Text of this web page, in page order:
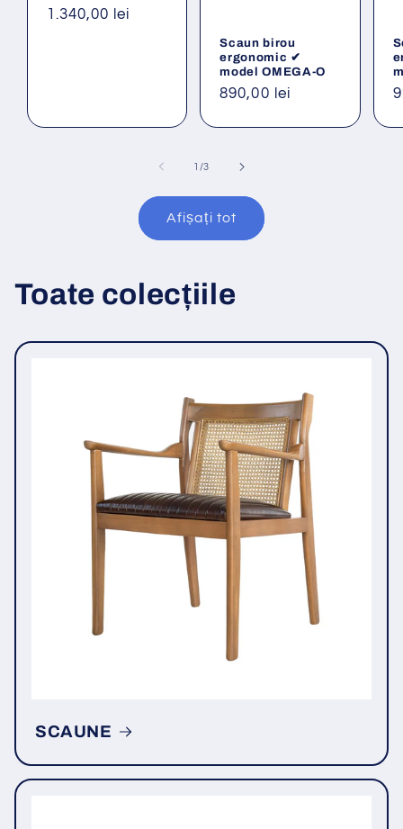
Preț
1.340,00 lei
Scaun birou
ergonomic ✔
model OMEGA-O
Preț
890,00 lei
1 /din
3
Afișați tot
Toate colecțiile
SCAUNE